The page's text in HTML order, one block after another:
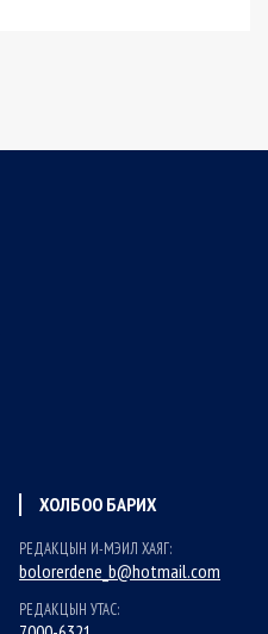
ХОЛБОО БАРИХ
РЕДАКЦЫН И-МЭИЛ ХАЯГ:
bolorerdene_b@hotmail.com
РЕДАКЦЫН УТАС: